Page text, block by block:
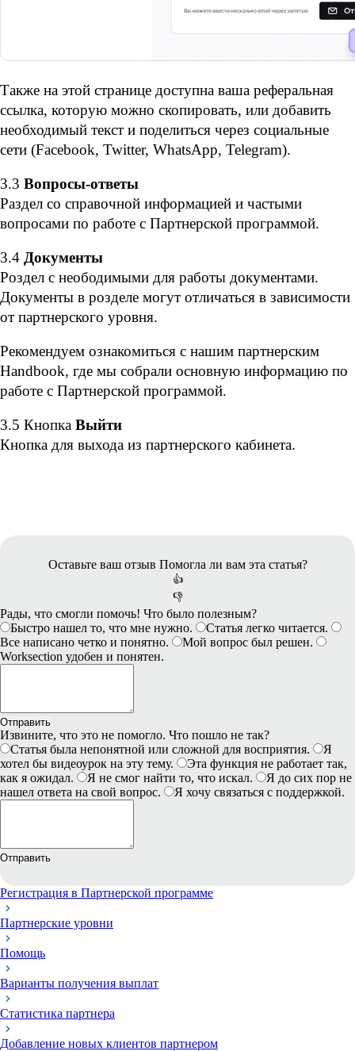
Также на этой странице доступна ваша реферальная
ссылка, которую можно скопировать, или добавить
необходимый текст и поделиться через социальные
сети (Facebook, Twitter, WhatsApp, Telegram).
3.3 Вопросы-ответы
Раздел со справочной информацией и частыми
вопросами по работе с Партнерской программой.
3.4 Документы
Роздел с неободимыми для работы документами.
Документы в розделе могут отличаться в зависимости
от партнерского уровня.
Рекомендуем ознакомиться с нашим партнерским
Handbook, где мы собрали основную информацию по
работе с Партнерской программой.
3.5 Кнопка Выйти
Кнопка для выхода из партнерского кабинета.
Оставьте ваш отзыв Помогла ли вам эта статья?
👍
👎
Рады, что смогли помочь! Что было полезным?
Быстро нашел то, что мне нужно.
Статья легко читается.
Все написано четко и понятно.
Мой вопрос был решен.
Worksection удобен и понятен.
Отправить
Извините, что это не помогло. Что пошло не так?
Статья была непонятной или сложной для восприятия.
Я
хотел бы видеоурок на эту тему.
Эта функция не работает так,
как я ожидал.
Я не смог найти то, что искал.
Я до сих пор не
нашел ответа на свой вопрос.
Я хочу связаться с поддержкой.
Отправить
Регистрация в Партнерской программе
Партнерские уровни
Помощь
Варианты получения выплат
Статистика партнера
Добавление новых клиентов партнером